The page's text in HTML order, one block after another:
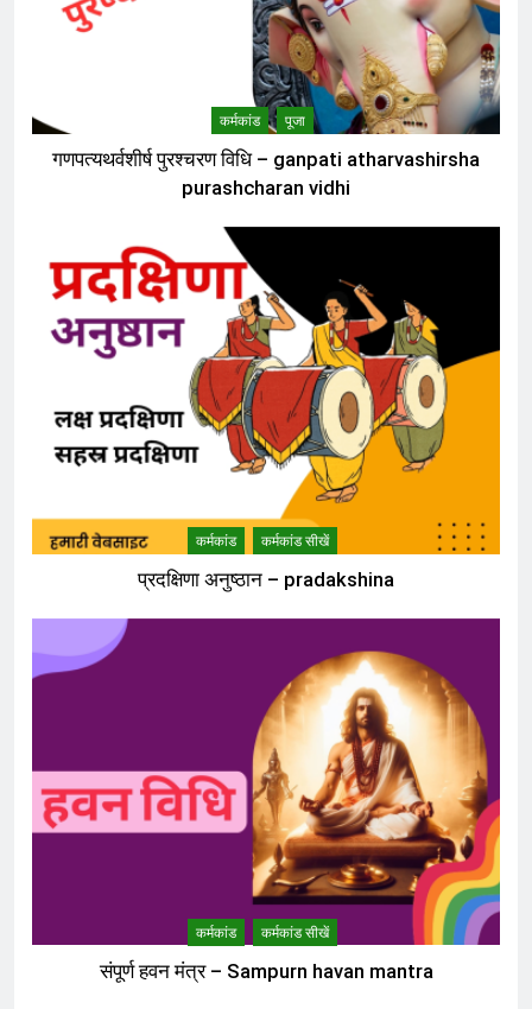
कर्मकांड पूजा
गणपत्यथर्वशीर्ष पुरश्चरण विधि – ganpati atharvashirsha
purashcharan vidhi
कर्मकांड कर्मकांड सीखें
प्रदक्षिणा अनुष्ठान – pradakshina
कर्मकांड कर्मकांड सीखें
संपूर्ण हवन मंत्र – Sampurn havan mantra